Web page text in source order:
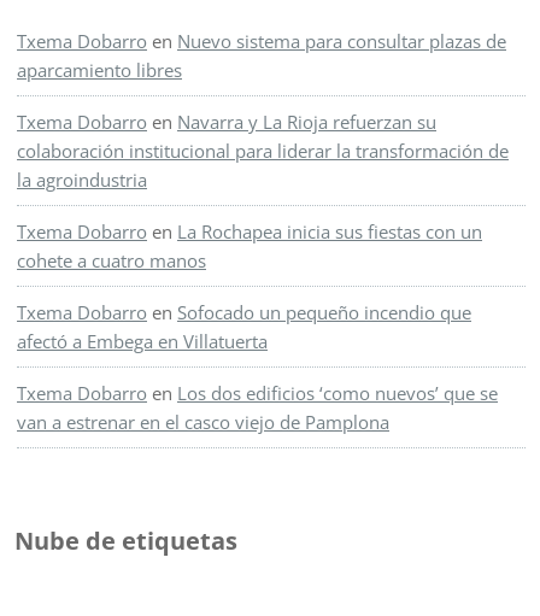
Txema Dobarro en Nuevo sistema para consultar plazas de
aparcamiento libres
Txema Dobarro en Navarra y La Rioja refuerzan su
colaboración institucional para liderar la transformación de
la agroindustria
Txema Dobarro en La Rochapea inicia sus fiestas con un
cohete a cuatro manos
Txema Dobarro en Sofocado un pequeño incendio que
afectó a Embega en Villatuerta
Txema Dobarro en Los dos edificios ‘como nuevos’ que se
van a estrenar en el casco viejo de Pamplona
Nube de etiquetas